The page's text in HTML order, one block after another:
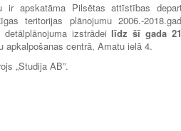
ir apskatāma Pilsētas attīstības
teritorijas plānojumu 2006.-
izstrādei līdz šī gada
centrā, Amatu ielā 4.
„Studija AB”.